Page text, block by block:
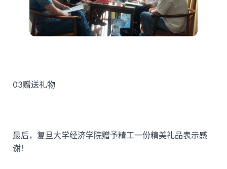
03赠送礼物
最后，复旦大学经济学院赠予精工一份精美礼品表示感
谢！